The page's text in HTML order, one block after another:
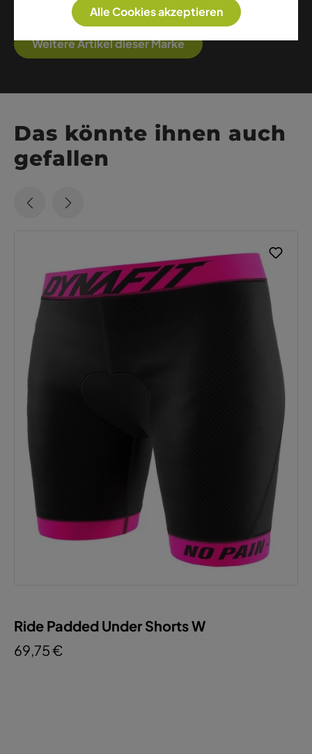
Komfort und Stil schätzen.
Weitere Artikel dieser Marke
Das könnte ihnen auch
gefallen
Ride Padded Under Shorts W
69,75 €
Alle Cookies akzeptieren